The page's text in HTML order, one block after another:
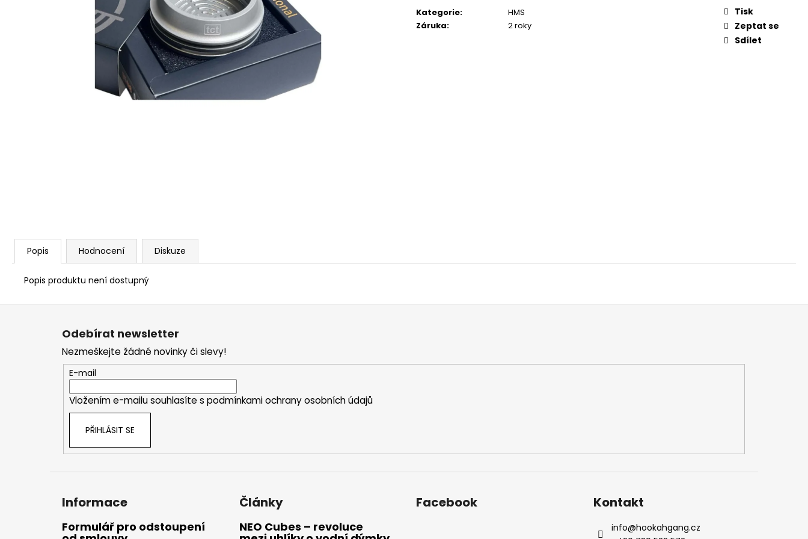
cena:
Kategorie:
HMS
Záruka: 2 roky
Tisk
Zeptat se
Sdílet
Popis Hodnocení Diskuze
Popis produktu není dostupný
Z
Odebírat newsletter
Nezmeškejte žádné novinky či slevy!
E-mail
Vložením e-mailu souhlasíte s podmínkami ochrany osobních údajů
PŘIHLÁSIT SE
Informace
Formulář pro odstoupení
Články
NEO Cubes – revoluce
Facebook Kontakt
info@hookahgang.cz